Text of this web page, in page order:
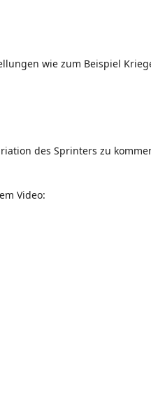
wie zum Beispiel
des Sprinters zu
Video: